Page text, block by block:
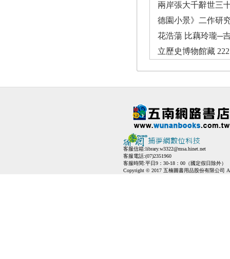
兩岸張大千辭世三
德園小景》二作研
花浩蕩 比藕玲瓏─
立歷史博物館藏
客服信箱:library.w3322@msa.hinet.net
客服電話:(07)2351960
客服時間:平日9：30-18：00（國定假日除外）
Copyright © 2017 五楠圖書用品股份有限公司